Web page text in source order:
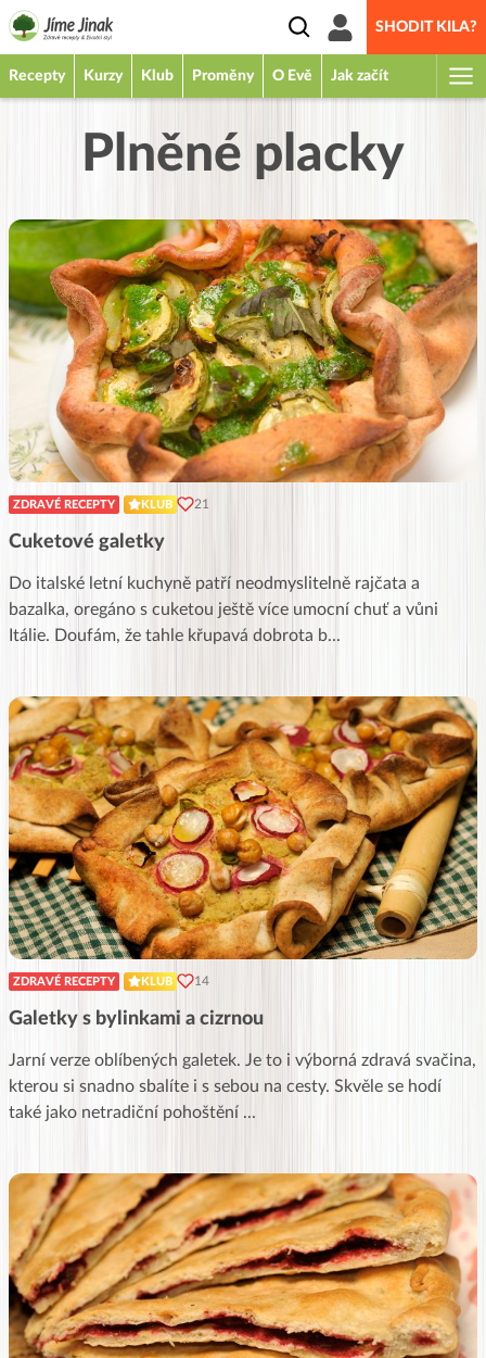
SHODIT KILA?
Recepty Kurzy Klub Proměny O Evě Jak začít
Plněné placky
ZDRAVÉ RECEPTY KLUB 21
Cuketové galetky
Do italské letní kuchyně patří neodmyslitelně rajčata a
bazalka, oregáno s cuketou ještě více umocní chuť a vůni
Itálie. Doufám, že tahle křupavá dobrota b...
ZDRAVÉ RECEPTY KLUB 14
Galetky s bylinkami a cizrnou
Jarní verze oblíbených galetek. Je to i výborná zdravá svačina,
kterou si snadno sbalíte i s sebou na cesty. Skvěle se hodí
také jako netradiční pohoštění ...